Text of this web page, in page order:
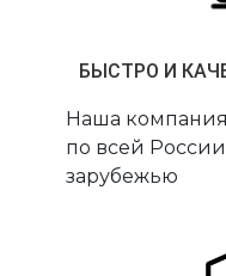
БЫСТРО И
Наша
по всей
зарубежью